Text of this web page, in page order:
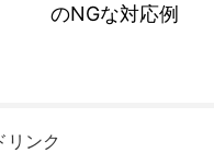
のNGな対応例
リンク